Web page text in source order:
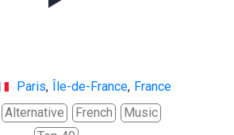
Paris, Île-de-France, France
Alternative French
Music